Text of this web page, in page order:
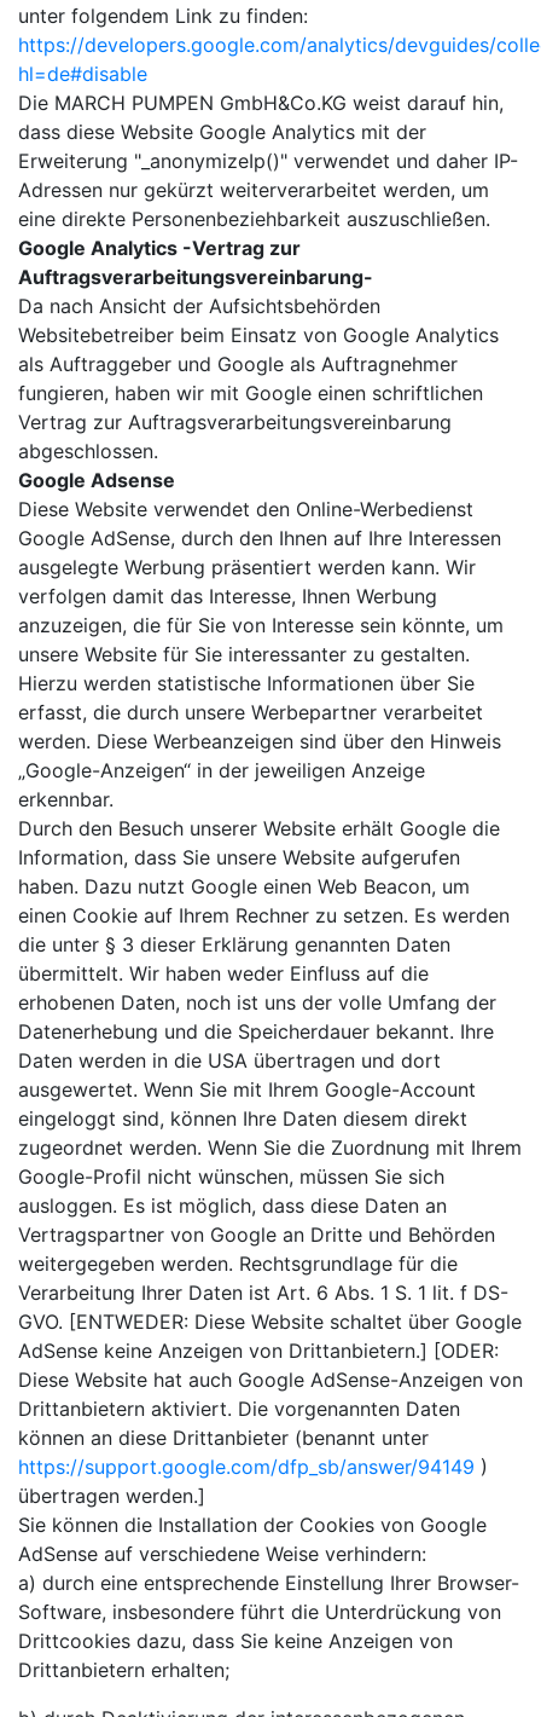
unter folgendem Link zu finden:
https://developers.google.com/analytics/devguides/
hl=de#disable
Die MARCH PUMPEN GmbH&Co.KG weist darauf hin,
dass diese Website Google Analytics mit der
Erweiterung "_anonymizeIp()" verwendet und daher IP-
Adressen nur gekürzt weiterverarbeitet werden, um
eine direkte Personenbeziehbarkeit auszuschließen.
Google Analytics -Vertrag zur
Auftragsverarbeitungsvereinbarung-
Da nach Ansicht der Aufsichtsbehörden
Websitebetreiber beim Einsatz von Google Analytics
als Auftraggeber und Google als Auftragnehmer
fungieren, haben wir mit Google einen schriftlichen
Vertrag zur Auftragsverarbeitungsvereinbarung
abgeschlossen.
Google Adsense
Diese Website verwendet den Online-Werbedienst
Google AdSense, durch den Ihnen auf Ihre Interessen
ausgelegte Werbung präsentiert werden kann. Wir
verfolgen damit das Interesse, Ihnen Werbung
anzuzeigen, die für Sie von Interesse sein könnte, um
unsere Website für Sie interessanter zu gestalten.
Hierzu werden statistische Informationen über Sie
erfasst, die durch unsere Werbepartner verarbeitet
werden. Diese Werbeanzeigen sind über den Hinweis
„Google-Anzeigen“ in der jeweiligen Anzeige
erkennbar.
Durch den Besuch unserer Website erhält Google die
Information, dass Sie unsere Website aufgerufen
haben. Dazu nutzt Google einen Web Beacon, um
einen Cookie auf Ihrem Rechner zu setzen. Es werden
die unter § 3 dieser Erklärung genannten Daten
übermittelt. Wir haben weder Einfluss auf die
erhobenen Daten, noch ist uns der volle Umfang der
Datenerhebung und die Speicherdauer bekannt. Ihre
Daten werden in die USA übertragen und dort
ausgewertet. Wenn Sie mit Ihrem Google-Account
eingeloggt sind, können Ihre Daten diesem direkt
zugeordnet werden. Wenn Sie die Zuordnung mit Ihrem
Google-Profil nicht wünschen, müssen Sie sich
ausloggen. Es ist möglich, dass diese Daten an
Vertragspartner von Google an Dritte und Behörden
weitergegeben werden. Rechtsgrundlage für die
Verarbeitung Ihrer Daten ist Art. 6 Abs. 1 S. 1 lit. f DS-
GVO. [ENTWEDER: Diese Website schaltet über Google
AdSense keine Anzeigen von Drittanbietern.] [ODER:
Diese Website hat auch Google AdSense-Anzeigen von
Drittanbietern aktiviert. Die vorgenannten Daten
können an diese Drittanbieter (benannt unter
https://support.google.com/dfp_sb/answer/94149 )
übertragen werden.]
Sie können die Installation der Cookies von Google
AdSense auf verschiedene Weise verhindern:
a) durch eine entsprechende Einstellung Ihrer Browser-
Software, insbesondere führt die Unterdrückung von
Drittcookies dazu, dass Sie keine Anzeigen von
Drittanbietern erhalten;